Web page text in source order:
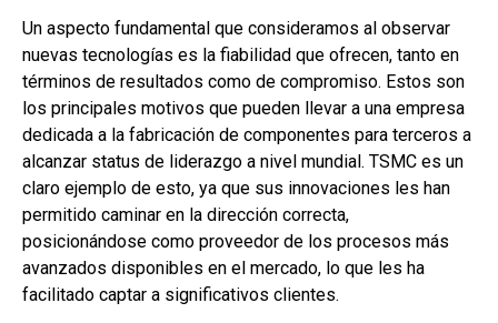
Un aspecto fundamental que consideramos al observar
nuevas tecnologías es la fiabilidad que ofrecen, tanto en
términos de resultados como de compromiso. Estos son
los principales motivos que pueden llevar a una empresa
dedicada a la fabricación de componentes para terceros a
alcanzar status de liderazgo a nivel mundial. TSMC es un
claro ejemplo de esto, ya que sus innovaciones les han
permitido caminar en la dirección correcta,
posicionándose como proveedor de los procesos más
avanzados disponibles en el mercado, lo que les ha
facilitado captar a significativos clientes.